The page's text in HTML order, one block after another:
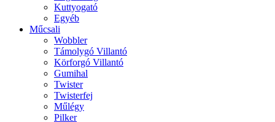
Kuttyogató
Egyéb
Műcsali
Wobbler
Támolygó Villantó
Körforgó Villantó
Gumihal
Twister
Twisterfej
Műlégy
Pilker